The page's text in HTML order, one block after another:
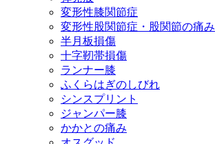
変形性膝関節症
変形性股関節症・股関節の痛み
半月板損傷
十字靭帯損傷
ランナー膝
ふくらはぎのしびれ
シンスプリント
ジャンパー膝
かかとの痛み